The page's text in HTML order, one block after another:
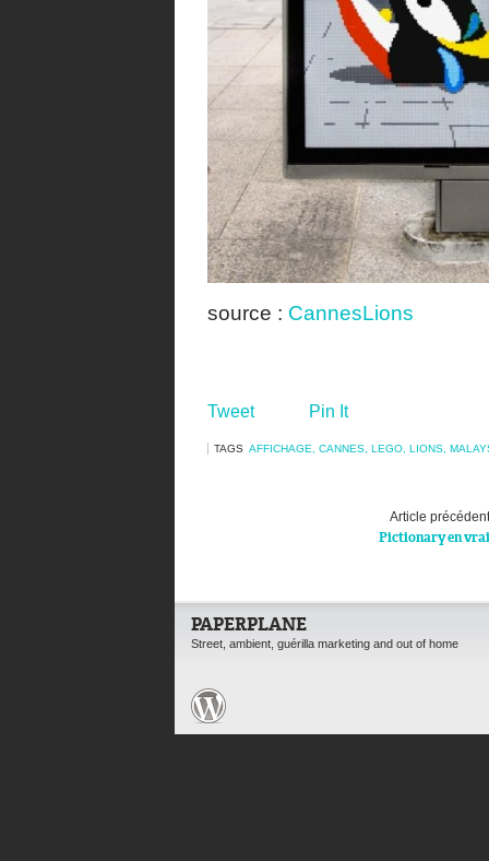
source : CannesLions
Tweet Pin It
TAGS AFFICHAGE, CANNES, LEGO, LIONS,
Article précédent
Pictionary en vrai
PAPERPLANE
Street, ambient, guérilla marketing and out of home